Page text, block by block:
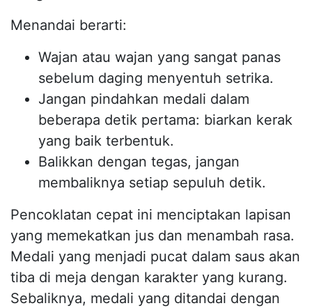
Menandai berarti:
Wajan atau wajan yang sangat panas
sebelum daging menyentuh setrika.
Jangan pindahkan medali dalam
beberapa detik pertama: biarkan kerak
yang baik terbentuk.
Balikkan dengan tegas, jangan
membaliknya setiap sepuluh detik.
Pencoklatan cepat ini menciptakan lapisan
yang memekatkan jus dan menambah rasa.
Medali yang menjadi pucat dalam saus akan
tiba di meja dengan karakter yang kurang.
Sebaliknya, medali yang ditandai dengan